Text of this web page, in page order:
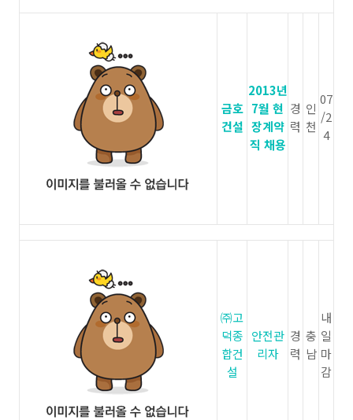
금호
건설
2013년
7월 현
장계약
직 채용
경
력
인
천
07
/2
4
㈜고
덕종
합건
설
안전관
리자
경
력
충
남
내
일
마
감